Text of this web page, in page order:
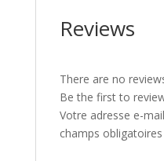
Reviews
There are no
Be the first to
Votre adresse e-
champs